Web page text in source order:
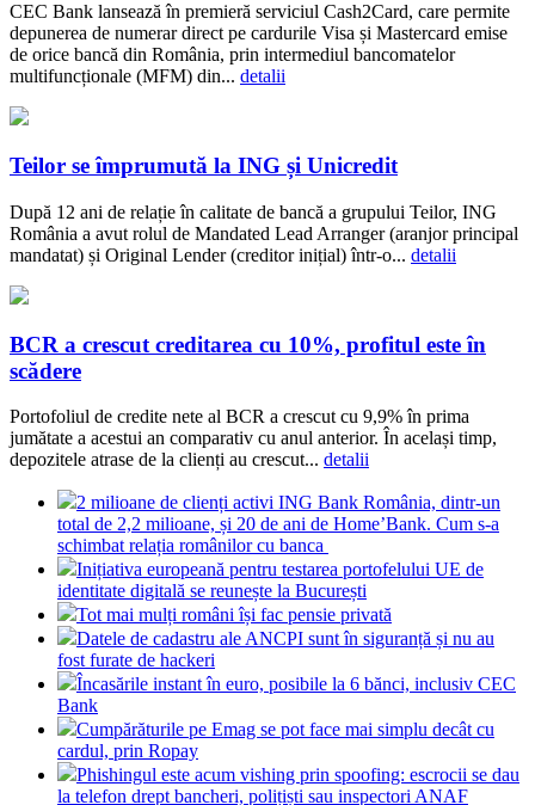
CEC Bank lansează în premieră serviciul Cash2Card, care permite
depunerea de numerar direct pe cardurile Visa și Mastercard emise
de orice bancă din România, prin intermediul bancomatelor
multifuncționale (MFM) din... detalii
Teilor se împrumută la ING și Unicredit
După 12 ani de relație în calitate de bancă a grupului Teilor, ING
România a avut rolul de Mandated Lead Arranger (aranjor principal
mandatat) și Original Lender (creditor inițial) într-o... detalii
BCR a crescut creditarea cu 10%, profitul este în
scădere
Portofoliul de credite nete al BCR a crescut cu 9,9% în prima
jumătate a acestui an comparativ cu anul anterior. În același timp,
depozitele atrase de la clienți au crescut... detalii
2 milioane de clienți activi ING Bank România, dintr-un
total de 2,2 milioane, și 20 de ani de Home’Bank. Cum s-a
schimbat relația românilor cu banca
Inițiativa europeană pentru testarea portofelului UE de
identitate digitală se reunește la București
Tot mai mulți români își fac pensie privată
Datele de cadastru ale ANCPI sunt în siguranță și nu au
fost furate de hackeri
Încasările instant în euro, posibile la 6 bănci, inclusiv CEC
Bank
Cumpărăturile pe Emag se pot face mai simplu decât cu
cardul, prin Ropay
Phishingul este acum vishing prin spoofing: escrocii se dau
la telefon drept bancheri, polițiști sau inspectori ANAF